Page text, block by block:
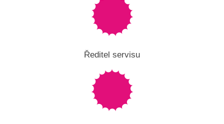
Ředitel servisu